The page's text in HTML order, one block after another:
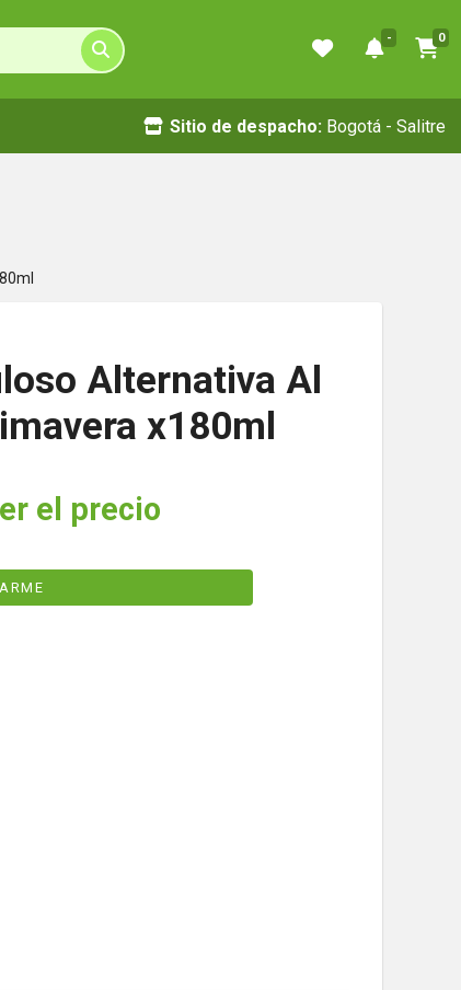
- 0
Sitio de despacho: Bogotá - Salitre
Alternativa Al
x180ml
el precio